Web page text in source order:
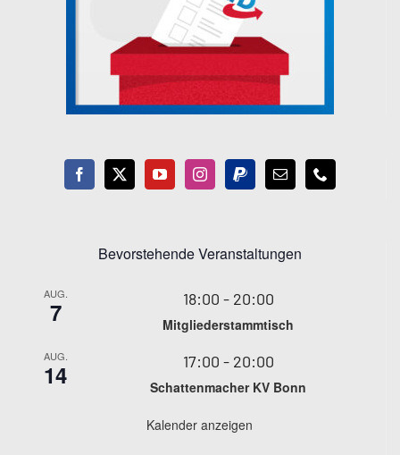
Bevorstehende Veranstaltungen
AUG.
7 18:00 - 20:00
Mitgliederstammtisch
AUG.
14 17:00 - 20:00
Schattenmacher KV Bonn
Kalender anzeigen